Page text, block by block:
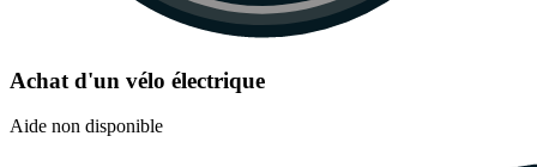
Achat d'un vélo électrique
Aide non disponible